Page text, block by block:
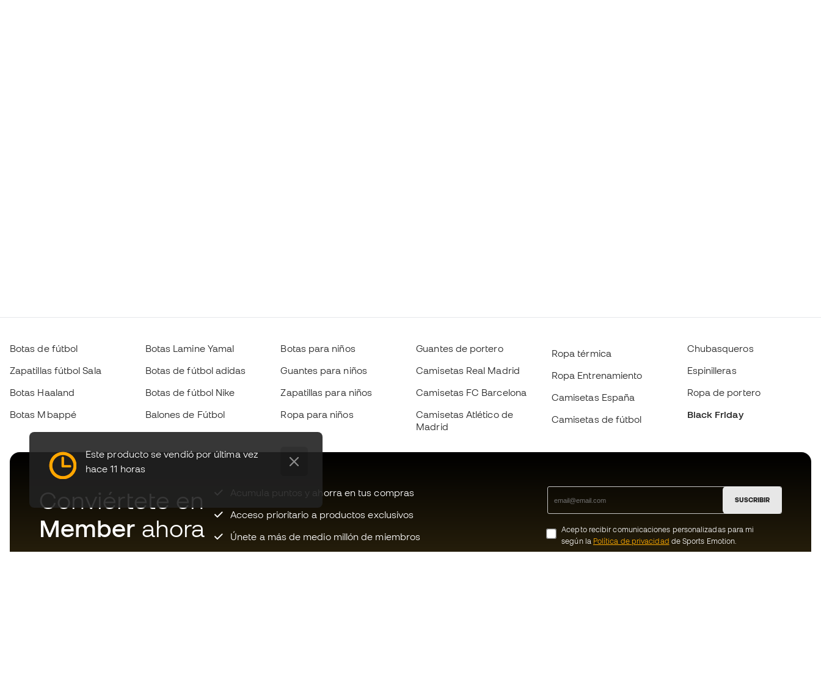
Este producto se vendió por última vez
hace 11 horas
Botas de fútbol
Zapatillas fútbol Sala
Botas Haaland
Botas Mbappé
Botas Lamine Yamal
Botas de fútbol adidas
Botas de fútbol Nike
Balones de Fútbol
Botas para niños
Guantes para niños
Zapatillas para niños
Ropa para niños
Guantes de portero
Camisetas Real Madrid
Camisetas FC Barcelona
Camisetas Atlético de
Madrid
Ropa térmica
Ropa Entrenamiento
Camisetas España
Camisetas de fútbol
Chubasqueros
Espinilleras
Ropa de portero
Black Friday
Conviértete en
Member ahora
Acumula puntos y ahorra en tus compras
Acceso prioritario a productos exclusivos
Únete a más de medio millón de miembros
SUSCRIBIR
Acepto recibir comunicaciones personalizadas para mi
según la Política de privacidad de Sports Emotion.